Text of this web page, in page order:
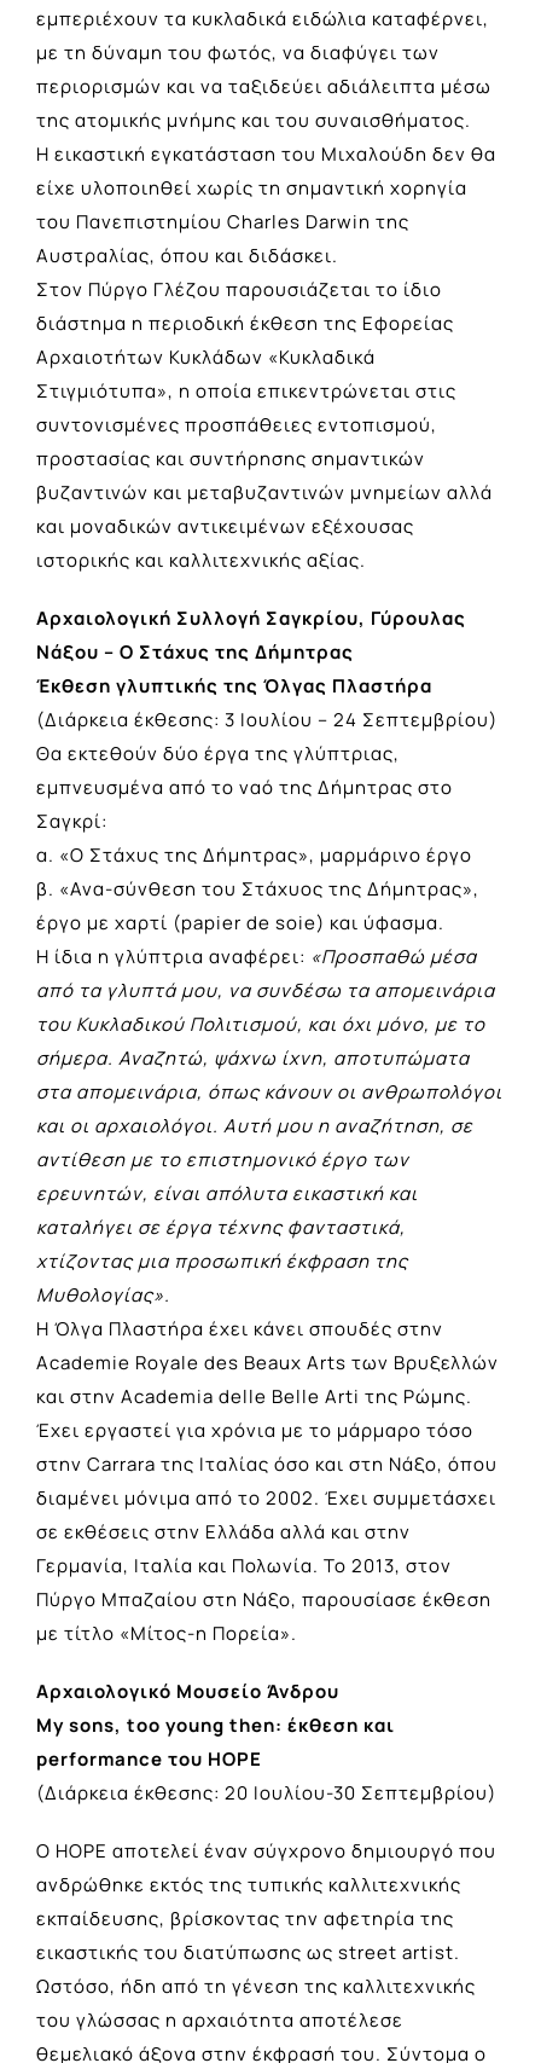
εμπεριέχουν τα κυκλαδικά ειδώλια καταφέρνει,
με τη δύναμη του φωτός, να διαφύγει των
περιορισμών και να ταξιδεύει αδιάλειπτα μέσω
της ατομικής μνήμης και του συναισθήματος.
Η εικαστική εγκατάσταση του Μιχαλούδη δεν θα
είχε υλοποιηθεί χωρίς τη σημαντική χορηγία
του Πανεπιστημίου Charles Darwin της
Αυστραλίας, όπου και διδάσκει.
Στον Πύργο Γλέζου παρουσιάζεται το ίδιο
διάστημα η περιοδική έκθεση της Εφορείας
Αρχαιοτήτων Κυκλάδων «Κυκλαδικά
Στιγμιότυπα», η οποία επικεντρώνεται στις
συντονισμένες προσπάθειες εντοπισμού,
προστασίας και συντήρησης σημαντικών
βυζαντινών και μεταβυζαντινών μνημείων αλλά
και μοναδικών αντικειμένων εξέχουσας
ιστορικής και καλλιτεχνικής αξίας.
Αρχαιολογική Συλλογή Σαγκρίου, Γύρουλας
Νάξου – Ο Στάχυς της Δήμητρας
Έκθεση γλυπτικής της Όλγας Πλαστήρα
(Διάρκεια έκθεσης: 3 Ιουλίου – 24 Σεπτεμβρίου)
Θα εκτεθούν δύο έργα της γλύπτριας,
εμπνευσμένα από το ναό της Δήμητρας στο
Σαγκρί:
α. «Ο Στάχυς της Δήμητρας», μαρμάρινο έργο
β. «Ανα-σύνθεση του Στάχυος της Δήμητρας»,
έργο με χαρτί (papier de soie) και ύφασμα.
Η ίδια η γλύπτρια αναφέρει: «Προσπαθώ μέσα
από τα γλυπτά μου, να συνδέσω τα απομεινάρια
του Κυκλαδικού Πολιτισμού, και όχι μόνο, με το
σήμερα. Αναζητώ, ψάχνω ίχνη, αποτυπώματα
στα απομεινάρια, όπως κάνουν οι ανθρωπολόγοι
και οι αρχαιολόγοι. Αυτή μου η αναζήτηση, σε
αντίθεση με το επιστημονικό έργο των
ερευνητών, είναι απόλυτα εικαστική και
καταλήγει σε έργα τέχνης φανταστικά,
χτίζοντας μια προσωπική έκφραση της
Μυθολογίας».
Η Όλγα Πλαστήρα έχει κάνει σπουδές στην
Academie Royale des Beaux Arts των Βρυξελλών
και στην Academia delle Belle Arti της Ρώμης.
Έχει εργαστεί για χρόνια με το μάρμαρο τόσο
στην Carrara της Ιταλίας όσο και στη Νάξο, όπου
διαμένει μόνιμα από το 2002. Έχει συμμετάσχει
σε εκθέσεις στην Ελλάδα αλλά και στην
Γερμανία, Ιταλία και Πολωνία. Το 2013, στον
Πύργο Μπαζαίου στη Νάξο, παρουσίασε έκθεση
με τίτλο «Μίτος-η Πορεία».
Αρχαιολογικό Μουσείο Άνδρου
Μy sons, too young then: έκθεση και
performance του HOPE
(Διάρκεια έκθεσης: 20 Ιουλίου-30 Σεπτεμβρίου)
O HOPE αποτελεί έναν σύγχρονο δημιουργό που
ανδρώθηκε εκτός της τυπικής καλλιτεχνικής
εκπαίδευσης, βρίσκοντας την αφετηρία της
εικαστικής του διατύπωσης ως street artist.
Ωστόσο, ήδη από τη γένεση της καλλιτεχνικής
του γλώσσας η αρχαιότητα αποτέλεσε
θεμελιακό άξονα στην έκφρασή του. Σύντομα ο